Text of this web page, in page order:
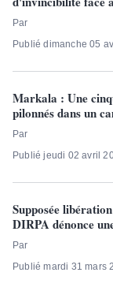
Par
Publié dimanche 05
Markala : Une
pilonnés dans un
Par
Publié jeudi 02 avril
Supposée
DIRPA dénonce
Par
Publié mardi 31 mars